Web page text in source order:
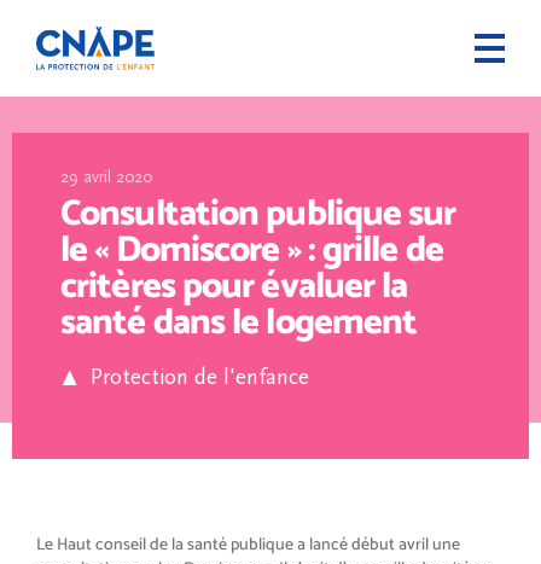
29 avril 2020
Consultation publique sur
le « Domiscore » : grille de
critères pour évaluer la
santé dans le logement
Protection de l'enfance
Le Haut conseil de la santé publique a lancé début avril une